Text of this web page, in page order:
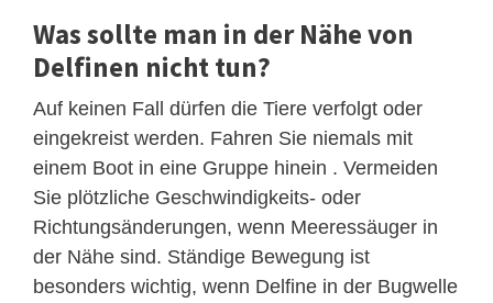
Was sollte man in der Nähe von
Delfinen nicht tun?
Auf keinen Fall dürfen die Tiere verfolgt oder
eingekreist werden. Fahren Sie niemals mit
einem Boot in eine Gruppe hinein . Vermeiden
Sie plötzliche Geschwindigkeits- oder
Richtungsänderungen, wenn Meeressäuger in
der Nähe sind. Ständige Bewegung ist
besonders wichtig, wenn Delfine in der Bugwelle